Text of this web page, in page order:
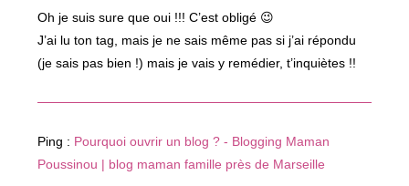
Oh je suis sure que oui !!! C’est obligé 😉
J’ai lu ton tag, mais je ne sais même pas si j’ai répondu
(je sais pas bien !) mais je vais y remédier, t’inquiètes !!
Ping : Pourquoi ouvrir un blog ? - Blogging Maman
Poussinou | blog maman famille près de Marseille